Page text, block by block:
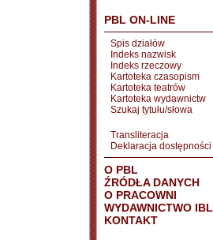
PBL ON-LINE
Spis działów
Indeks nazwisk
Indeks rzeczowy
Kartoteka czasopism
Kartoteka teatrów
Kartoteka wydawnictw
Szukaj tytułu/słowa
Transliteracja
Deklaracja dostępności
O PBL
ŹRÓDŁA DANYCH
O PRACOWNI
WYDAWNICTWO IBL
KONTAKT